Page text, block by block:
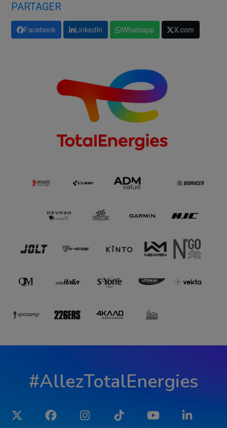
PARTAGER
Facebook LinkedIn Whatsapp X.com
#AllezTotalEnergies
Twitter Facebook Instagram Tiktok YouTube LinkedIn